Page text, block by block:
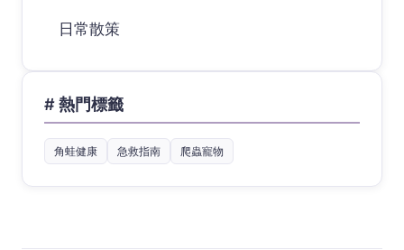
日常散策
# 熱門標籤
角蛙健康 急救指南 爬蟲寵物